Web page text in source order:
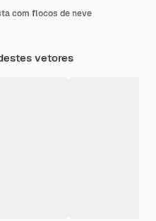
com flocos de neve
vetores